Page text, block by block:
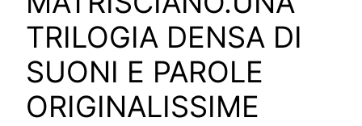
TRILOGIA DENSA DI
SUONI E PAROLE
ORIGINALISSIME